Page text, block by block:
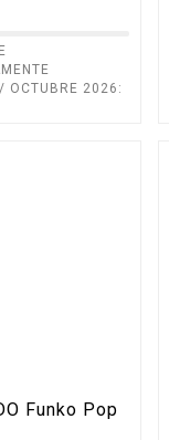
OCTUBRE 2026:
Funko Pop